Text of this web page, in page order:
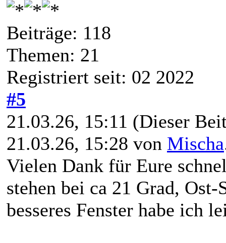
Beiträge: 118
Themen: 21
Registriert seit: 02 2022
#5
21.03.26, 15:11 (Dieser
21.03.26, 15:28 von Mischa
Vielen Dank für Eure
stehen bei ca 21 Grad,
besseres Fenster habe ich